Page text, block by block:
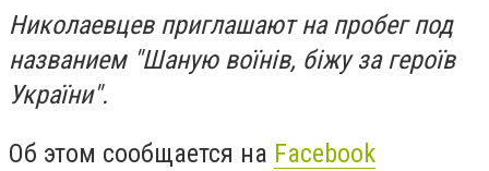
Николаевцев приглашают на пробег под
названием "Шаную воїнів, біжу за героїв
України".
Об этом сообщается на Facebook